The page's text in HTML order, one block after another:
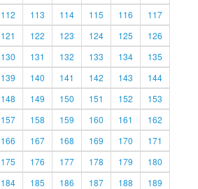
112 113 114 115 116
117
121 122 123 124 125
126
130 131 132 133 134
135
139 140 141 142 143
144
148 149 150 151 152
153
157 158 159 160 161
162
166 167 168 169 170
171
175 176 177 178 179
180
184 185 186 187 188
189